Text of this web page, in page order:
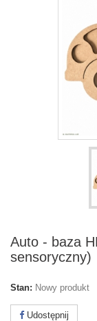
Auto - baza
sensoryczny)
Stan: Nowy produkt
Udostępnij